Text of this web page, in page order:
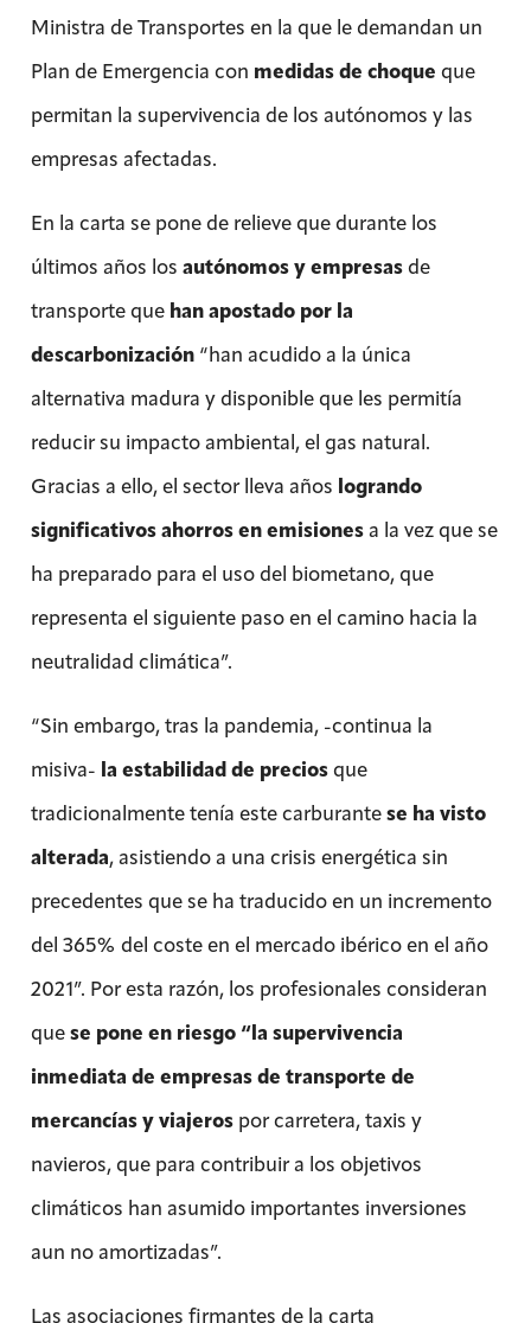
Ministra de Transportes en la que le demandan un
Plan de Emergencia con medidas de choque que
permitan la supervivencia de los autónomos y las
empresas afectadas.
En la carta se pone de relieve que durante los
últimos años los autónomos y empresasde
transporte que han apostado por la
descarbonización“han acudido a la única
alternativa madura y disponible que les permitía
reducir su impacto ambiental, el gas natural.
Gracias a ello, el sector lleva años logrando
significativos ahorros en emisionesa la vez que se
ha preparado para el uso del biometano, que
representa el siguiente paso en el camino hacia la
neutralidad climática”.
“Sin embargo, tras la pandemia, -continua la
misiva- la estabilidad de preciosque
tradicionalmente tenía este carburante se ha visto
alterada, asistiendo a una crisis energética sin
precedentes que se ha traducido en un incremento
del 365% del coste en el mercado ibérico en el año
2021”. Por esta razón, los profesionales consideran
que se pone en riesgo “la supervivencia
inmediata de empresas de transporte de
mercancías y viajerospor carretera, taxis y
navieros, que para contribuir a los objetivos
climáticos han asumido importantes inversiones
aun no amortizadas”.
Las asociaciones firmantes de la carta